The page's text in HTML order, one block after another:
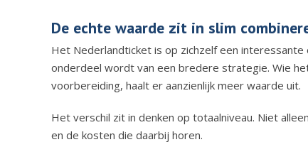
De echte waarde zit in slim
Het Nederlandticket is op zichzelf een
onderdeel wordt van een bredere strategie. Wie
voorbereiding, haalt er aanzienlijk meer waarde uit.
Het verschil zit in denken op totaalniveau. Niet
en de kosten die daarbij horen.